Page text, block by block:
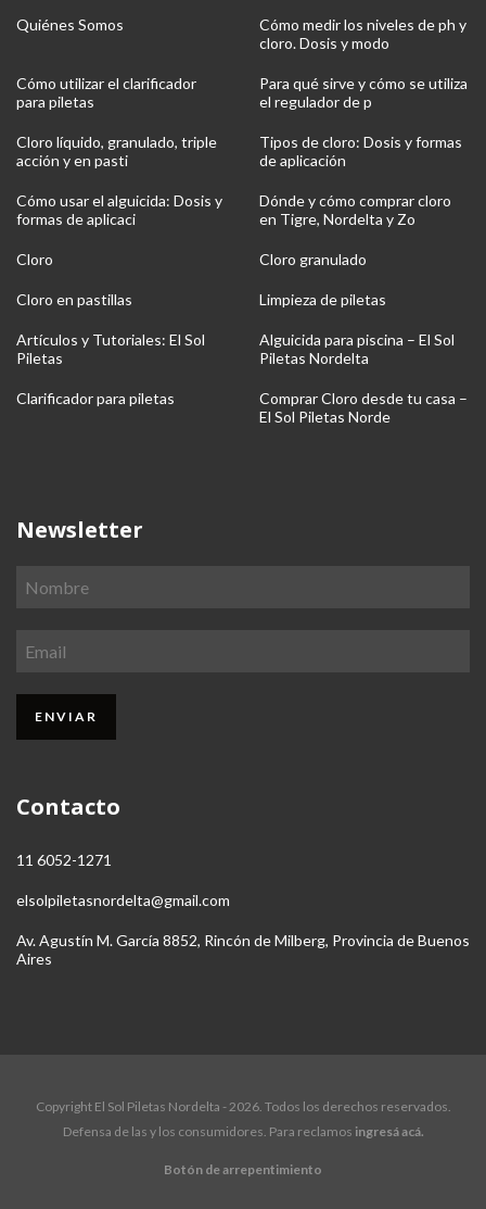
Quiénes Somos
Cómo medir los niveles de ph y
cloro. Dosis y modo
Cómo utilizar el clarificador
para piletas
Para qué sirve y cómo se utiliza
el regulador de p
Cloro líquido, granulado, triple
acción y en pasti
Tipos de cloro: Dosis y formas
de aplicación
Cómo usar el alguicida: Dosis y
formas de aplicaci
Dónde y cómo comprar cloro
en Tigre, Nordelta y Zo
Cloro Cloro granulado
Cloro en pastillas Limpieza de piletas
Artículos y Tutoriales: El Sol
Piletas
Alguicida para piscina – El Sol
Piletas Nordelta
Clarificador para piletas
Comprar Cloro desde tu casa –
El Sol Piletas Norde
Newsletter
Contacto
11 6052-1271
elsolpiletasnordelta@gmail.com
Av. Agustín M. García 8852, Rincón de Milberg, Provincia de Buenos
Aires
Copyright El Sol Piletas Nordelta - 2026. Todos los derechos reservados.
Defensa de las y los consumidores. Para reclamos ingresá acá.
Botón de arrepentimiento